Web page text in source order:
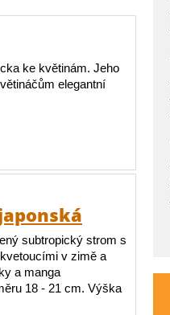
ke květinám. Jeho
elegantní
subtropický strom s
v zimě a
a manga
18 - 21 cm. Výška